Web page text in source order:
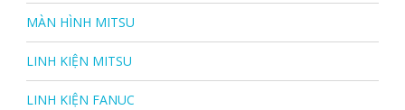
MÀN HÌNH MITSU
LINH KIỆN MITSU
LINH KIỆN FANUC